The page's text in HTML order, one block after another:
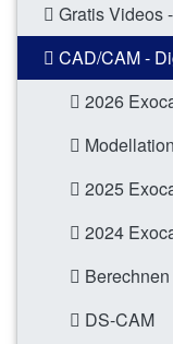
Gratis Videos
CAD/CAM -
2026
2025
2024
DS-CAM